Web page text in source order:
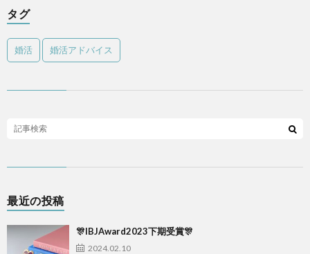
タグ
婚活 婚活アドバイス
最近の投稿
🎊IBJAward2023下期受賞🎊
2024.02.10